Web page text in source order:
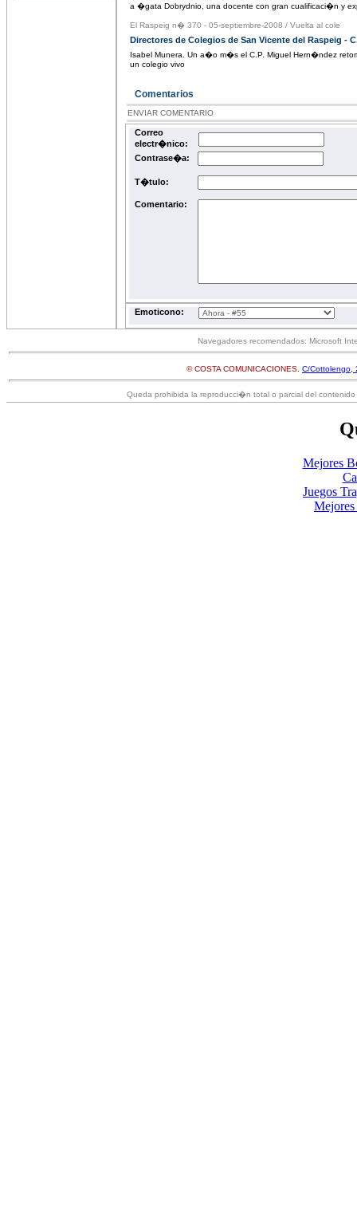
a �gata Dobrydnio, una docente con gran cualificaci�n y
El Raspeig n� 370 - 05-septiembre-2008 / Vuelta al cole
Directores de Colegios de San Vicente del Raspeig -
Isabel Munera. Un a�o m�s el C.P. Miguel Hern�ndez
un colegio vivo
Comentarios
ENVIAR COMENTARIO
Correo
electr�nico:
Contrase�a:
T�tulo:
Comentario:
Emoticono:
Navegadores recomendados: Microsoft
© COSTA COMUNICACIONES. C/Cottolengo,
Queda prohibida la reproducci�n total o parcial del
Mejores
Juegos